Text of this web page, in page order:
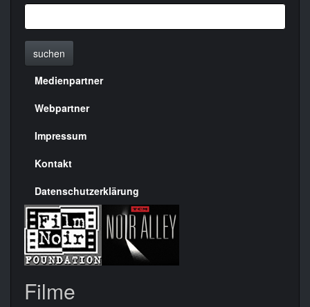
suchen
Menülinks
rechte
Seite
Medienpartner
Webpartner
Impressum
Kontakt
Datenschutzerklärung
Filme